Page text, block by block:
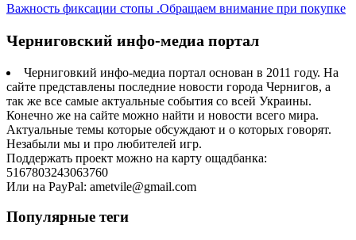
Важность фиксации стопы .Обращаем внимание при покупке
Черниговский инфо-медиа портал
Черниговкий инфо-медиа портал основан в 2011 году. На
сайте представлены последние новости города Чернигов, а
так же все самые актуальные события со всей Украины.
Конечно же на сайте можно найти и новости всего мира.
Актуальные темы которые обсуждают и о которых говорят.
Незабыли мы и про любителей игр.
Поддержать проект можно на карту ощадбанка:
5167803243063760
Или на PayPal: ametvile@gmail.com
Популярные теги